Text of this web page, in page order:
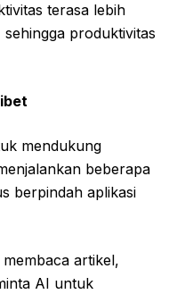
terasa lebih
produktivitas
mendukung
beberapa
berpindah aplikasi
artikel,
AI untuk